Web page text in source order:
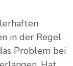
in der Regel
Problem bei